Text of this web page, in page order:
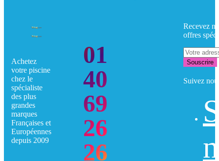
Achetez
votre piscine
chez le
spécialiste
des plus
grandes
marques
Françaises et
Européennes
depuis 2009
01
40
69
26
26
Recevez
offres
Souscrire
Suivez